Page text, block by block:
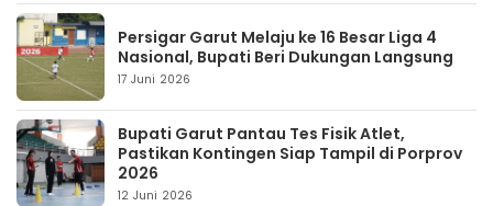
Persigar Garut Melaju ke 16 Besar Liga 4
Nasional, Bupati Beri Dukungan Langsung
17 Juni 2026
Bupati Garut Pantau Tes Fisik Atlet,
Pastikan Kontingen Siap Tampil di Porprov
2026
12 Juni 2026